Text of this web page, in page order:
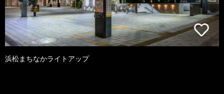
浜松まちなかライトアップ